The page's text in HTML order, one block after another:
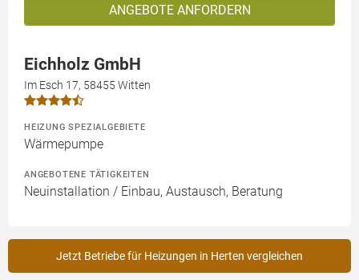
ANGEBOTE ANFORDERN
Eichholz GmbH
Im Esch 17, 58455 Witten
HEIZUNG SPEZIALGEBIETE
Wärmepumpe
ANGEBOTENE TÄTIGKEITEN
Neuinstallation / Einbau, Austausch, Beratung
Jetzt Betriebe für Heizungen in Herten vergleichen